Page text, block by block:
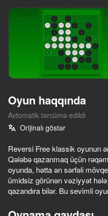
34
60
Oyun haqqında
Avtomatik tərcümə edildi
Orijinalı göstər
Reversi Free klassik oyunun
Qələbə qazanmaq üçün
oyunda, hətta ən sərfəli
ümidsiz görünən vəziyyət
qazandıra bilər. Bu sevimli